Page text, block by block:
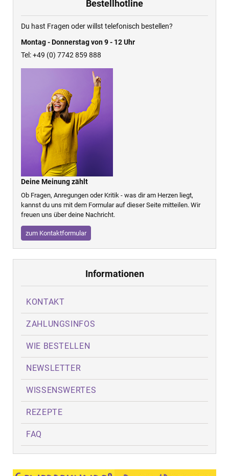
Bestellhotline
Du hast Fragen oder willst telefonisch bestellen?
Montag - Donnerstag von 9 - 12 Uhr
Tel: +49 (0) 7742 859 888
Deine Meinung zählt
Ob Fragen, Anregungen oder Kritik - was dir am Herzen liegt,
kannst du uns mit dem Formular auf dieser Seite mitteilen. Wir
freuen uns über deine Nachricht.
zum Kontaktformular
Informationen
KONTAKT
ZAHLUNGSINFOS
WIE BESTELLEN
NEWSLETTER
WISSENSWERTES
REZEPTE
FAQ